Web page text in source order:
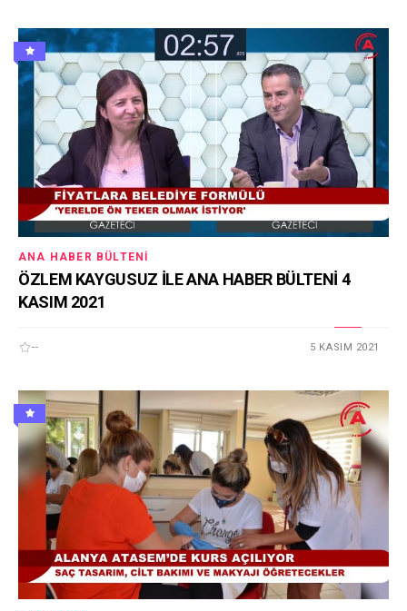
ANA HABER BÜLTENI
ÖZLEM KAYGUSUZ İLE ANA HABER BÜLTENİ 4
KASIM 2021
-- 5 KASIM 2021